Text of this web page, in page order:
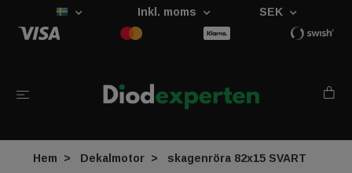
Inkl. moms SEK
Hem Dekalmotor skagenröra 82x15 SVART